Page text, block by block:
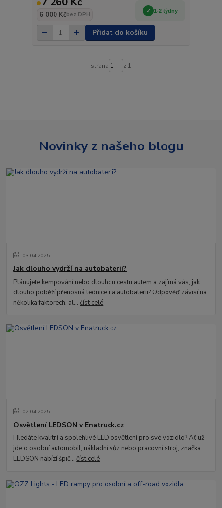
6 000 Kčbez DPH
1-2 týdny
Přidat do košíku
strana z 1
Novinky z našeho blogu
03.04.2025
Jak dlouho vydrží na autobaterii?
Plánujete kempování nebo dlouhou cestu autem a zajímá vás, jak
dlouho poběží přenosná lednice na autobaterii? Odpověď závisí na
několika faktorech, al...číst celé
02.04.2025
Osvětlení LEDSON v Enatruck.cz
Hledáte kvalitní a spolehlivé LED osvětlení pro své vozidlo? Ať už
jde o osobní automobil, nákladní vůz nebo pracovní stroj, značka
LEDSON nabízí špič...číst celé